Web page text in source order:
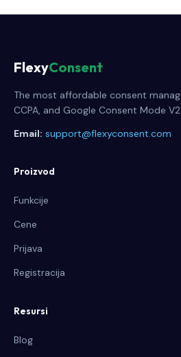
FlexyConsent
The most affordable consent
CCPA, and Google Consent Mode
Email: support@flexyconsent.com
Proizvod
Funkcije
Cene
Prijava
Registracija
Resursi
Blog